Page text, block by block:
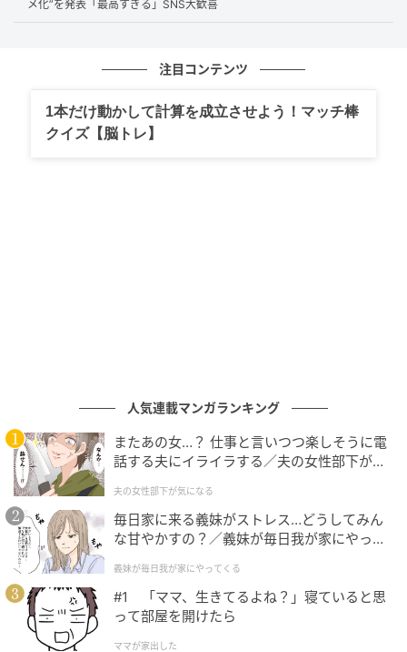
ん。
っている点も印象的です。普段は淡々と告知を行う公
式アカウントが、ここまで感情を見せるのは珍しく、
スタッフが吉田さんの出演を心から喜んでいることが
ていたという裏話に触れ、「番組側のテンションが可
愛らしい」と微笑ましく感じた様子。吉田さんの再登
場を心から歓迎する空気が漂っています。
別のユーザーは「また呼ばれるなんて嬉しい」と、吉
田さんの存在が番組にとって大きな意味を持っている
ことを感じ取ったようです。前回の出演で見せた自然
体の魅力が印象に残っており、「今回はどんな表情が
見られるのか」と期待を寄せる声が多く見られまし
た。
メ化”を発表「最高すぎる」SNS大歓喜
注目コンテンツ
1本だけ動かして計算を成立させよう！マッチ棒
クイズ【脳トレ】
人気連載マンガランキング
またあの女…？ 仕事と言いつつ楽しそうに電
話する夫にイライラする／夫の女性部下が気
夫の女性部下が気になる
毎日家に来る義妹がストレス…どうしてみん
な甘やかすの？／義妹が毎日我が家にやって
が】
義妹が毎日我が家にやってくる
#1 「ママ、生きてるよね？」寝ていると思
って部屋を開けたら
ママが家出した